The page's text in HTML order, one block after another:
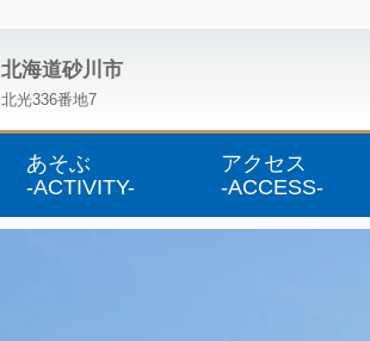
北海道砂川市
北光336番地7
あそぶ
-ACTIVITY-
アクセス
-ACCESS-